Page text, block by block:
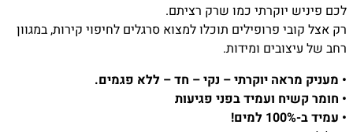
לכם פיניש יוקרתי כמו שרק רציתם.
רק אצל קובי פרופילים תוכלו למצוא סרגלים לחיפוי קירות, במגוון
רחב של עיצובים ומידות.
• מעניק מראה יוקרתי – נקי – חד – ללא פגמים.
• חומר קשיח ועמיד בפני פגיעות
• עמיד ב-100% למים!